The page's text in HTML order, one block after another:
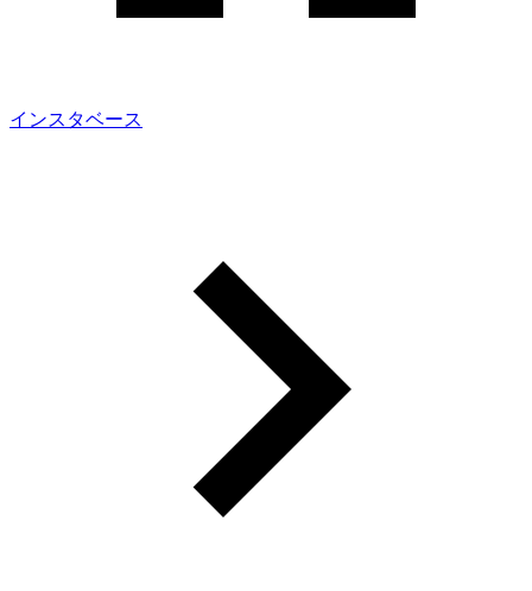
インスタベース